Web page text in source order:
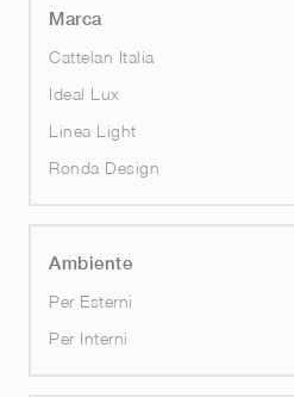
Marca
Cattelan Italia
Ideal Lux
Linea Light
Ronda Design
Ambiente
Per Esterni
Per Interni